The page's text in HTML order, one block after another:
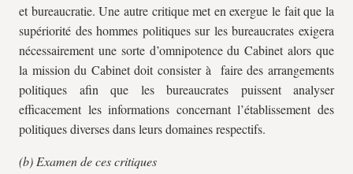
et bureaucratie. Une autre critique met en exergue le fait que la
supériorité des hommes politiques sur les bureaucrates exigera
nécessairement une sorte d’omnipotence du Cabinet alors que
la mission du Cabinet doit consister à faire des arrangements
politiques afin que les bureaucrates puissent analyser
efficacement les informations concernant l’établissement des
politiques diverses dans leurs domaines respectifs.
(b) Examen de ces critiques